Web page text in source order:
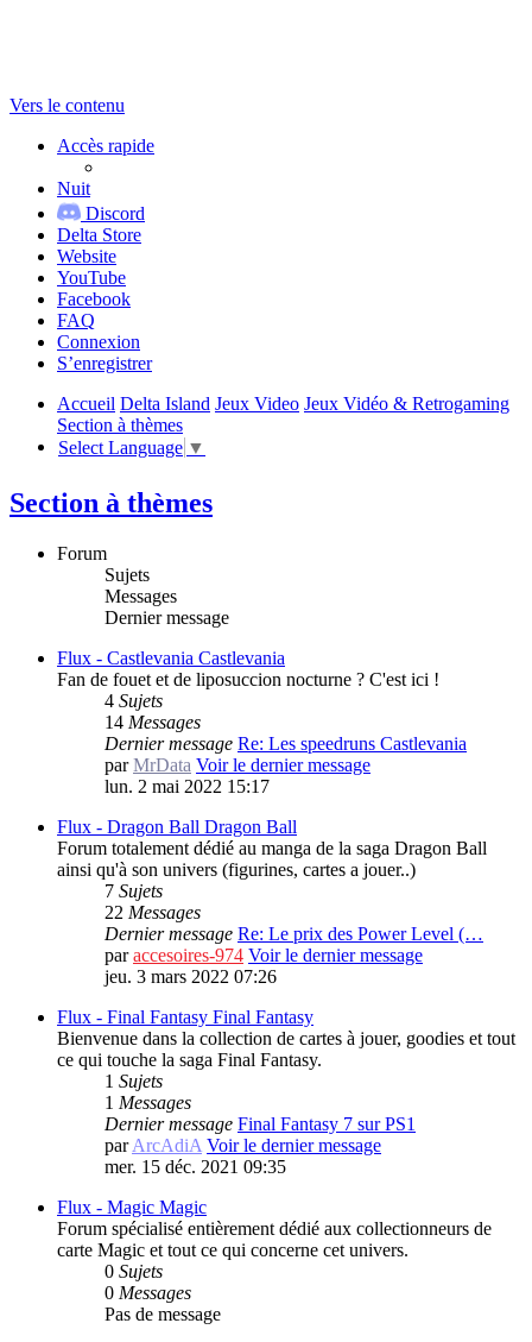
Vers le contenu
Accès rapide
Nuit
Discord
Delta Store
Website
YouTube
Facebook
FAQ
Connexion
S’enregistrer
Accueil Delta Island Jeux Video Jeux Vidéo & Retrogaming
Section à thèmes
Select Language ▼
Section à thèmes
Forum
Sujets
Messages
Dernier message
Flux - Castlevania Castlevania
Fan de fouet et de liposuccion nocturne ? C'est ici !
4 Sujets
14 Messages
Dernier message Re: Les speedruns Castlevania
parMrData Voir le dernier message
lun. 2 mai 2022 15:17
Flux - Dragon Ball Dragon Ball
Forum totalement dédié au manga de la saga Dragon Ball
ainsi qu'à son univers (figurines, cartes a jouer..)
7 Sujets
22 Messages
Dernier message Re: Le prix des Power Level (…
paraccesoires-974 Voir le dernier message
jeu. 3 mars 2022 07:26
Flux - Final Fantasy Final Fantasy
Bienvenue dans la collection de cartes à jouer, goodies et tout
ce qui touche la saga Final Fantasy.
1 Sujets
1 Messages
Dernier message Final Fantasy 7 sur PS1
parArcAdiA Voir le dernier message
mer. 15 déc. 2021 09:35
Flux - Magic Magic
Forum spécialisé entièrement dédié aux collectionneurs de
carte Magic et tout ce qui concerne cet univers.
0 Sujets
0 Messages
Pas de message